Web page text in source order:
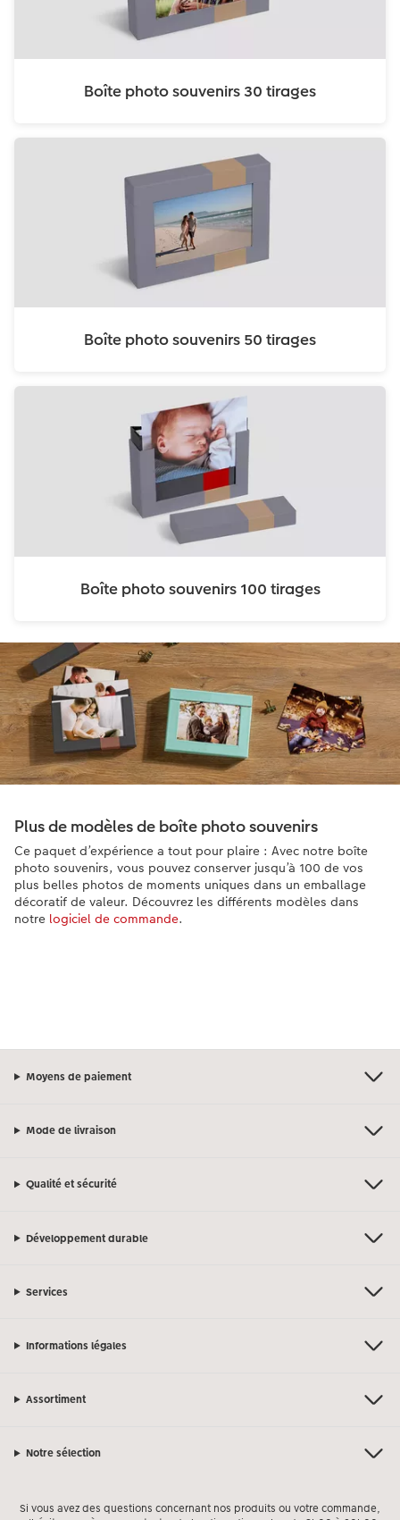
Boîte photo souvenirs 30 tirages
Boîte photo souvenirs 50 tirages
Boîte photo souvenirs 100 tirages
Plus de modèles de boîte photo souvenirs
Ce paquet d’expérience a tout pour plaire : Avec notre boîte
photo souvenirs, vous pouvez conserver jusqu’à 100 de vos
plus belles photos de moments uniques dans un emballage
décoratif de valeur. Découvrez les différents modèles dans
notre logiciel de commande.
Moyens de paiement
Mode de livraison
Qualité et sécurité
Développement durable
Services
Informations légales
Assortiment
Notre sélection
Si vous avez des questions concernant nos produits ou votre commande,